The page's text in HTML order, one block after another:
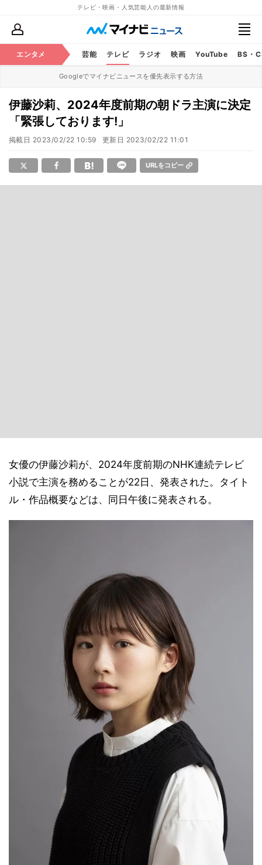
テレビ・映画・人気芸能人の最新情報
エンタメ 芸能 テレビ ラジオ 映画 YouTube BS・
Googleでマイナビニュースを優先表示する方法
伊藤沙莉、2024年度前期の朝ドラ主演に決定
「緊張しております!」
掲載日 2023/02/22 10:59 更新日 2023/02/22 11:01
URLをコピー
女優の伊藤沙莉が、2024年度前期のNHK連続テレビ
小説で主演を務めることが22日、発表された。タイト
ル・作品概要などは、同日午後に発表される。